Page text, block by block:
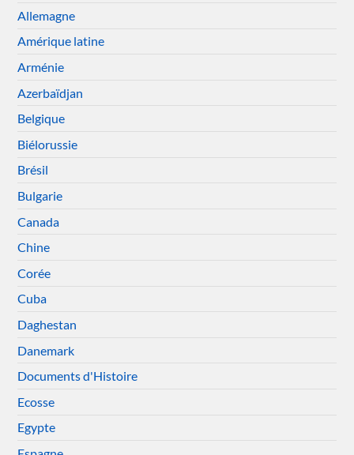
Allemagne
Amérique latine
Arménie
Azerbaïdjan
Belgique
Biélorussie
Brésil
Bulgarie
Canada
Chine
Corée
Cuba
Daghestan
Danemark
Documents d'Histoire
Ecosse
Egypte